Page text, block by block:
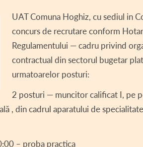
DECLARAȚII DE
DECLARAȚII DE
CONSILIUL LOCAL
REGULAMENT
ASISTENȚĂ
UAT Comuna Hoghiz, cu sediul in
concurs de recrutare conform
Regulamentului — cadru privind
contractual din sectorul bugetar
urmatoarelor posturi:
2 posturi — muncitor calificat I, pe
, din cadrul aparatului de
– proba practica